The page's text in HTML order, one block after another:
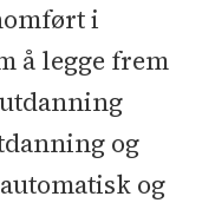
i
å legge frem
og
og